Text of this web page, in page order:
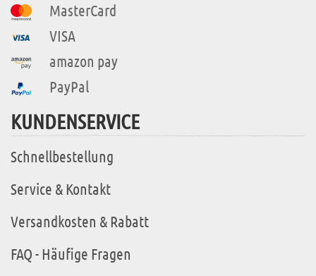
MasterCard
VISA
amazon pay
PayPal
KUNDENSERVICE
Schnellbestellung
Service & Kontakt
Versandkosten & Rabatt
FAQ - Häufige Fragen